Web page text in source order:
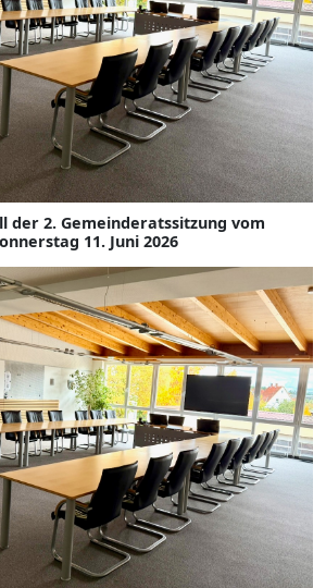
der 2. Gemeinderatssitzung vom
11. Juni 2026